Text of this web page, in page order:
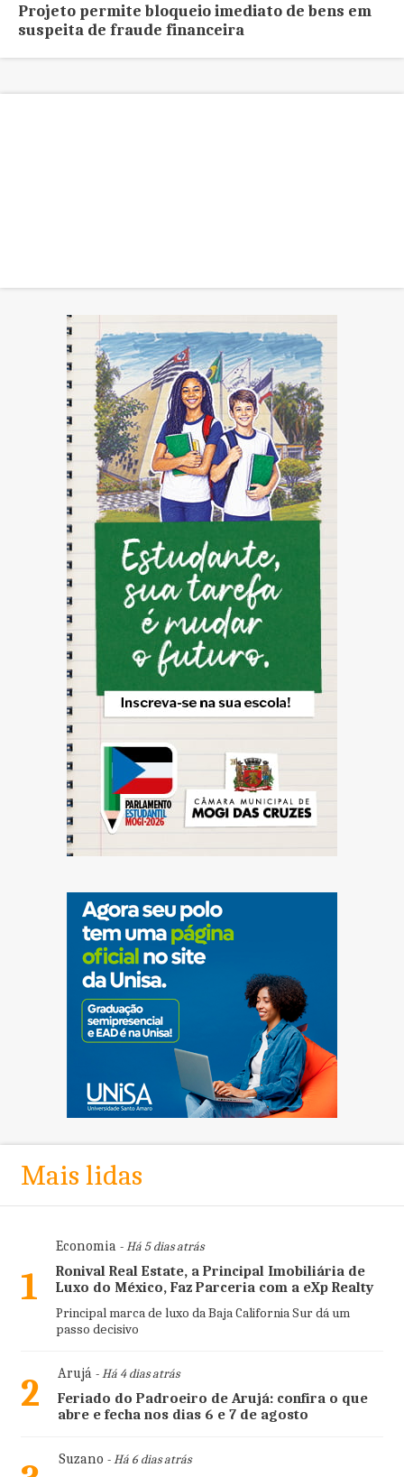
Projeto permite bloqueio imediato de bens em
suspeita de fraude financeira
Mais lidas
1
Economia- Há 5 dias atrás
Ronival Real Estate, a Principal Imobiliária de
Luxo do México, Faz Parceria com a eXp Realty
Principal marca de luxo da Baja California Sur dá um
passo decisivo
2 Arujá- Há 4 dias atrás
Feriado do Padroeiro de Arujá: confira o que
abre e fecha nos dias 6 e 7 de agosto
Suzano - Há 6 dias atrás